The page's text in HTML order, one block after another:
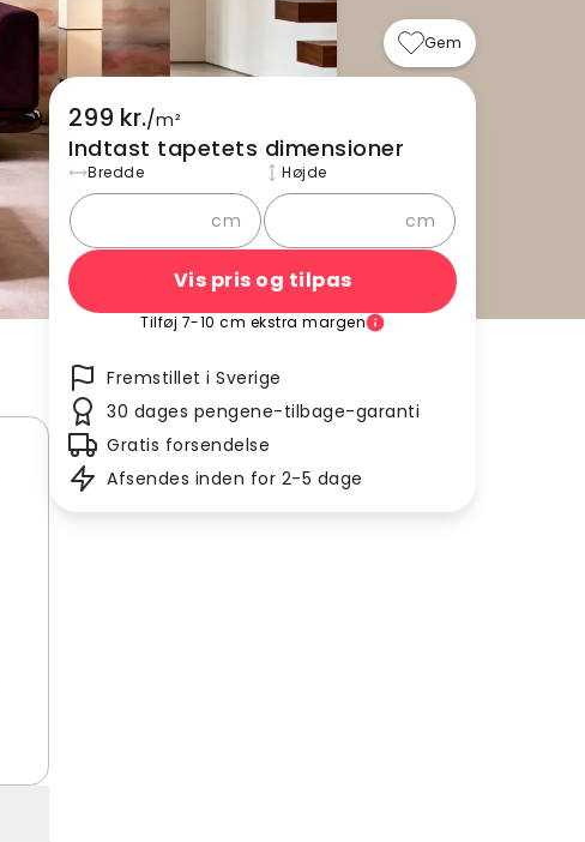
Gem
299 kr./m²
Indtast tapetets dimensioner
Bredde
cm
Højde
cm
Vis pris og tilpas
Tilføj 7-10 cm ekstra margen
Fremstillet i Sverige
30 dages pengene-tilbage-garanti
Gratis forsendelse
Afsendes inden for 2-5 dage